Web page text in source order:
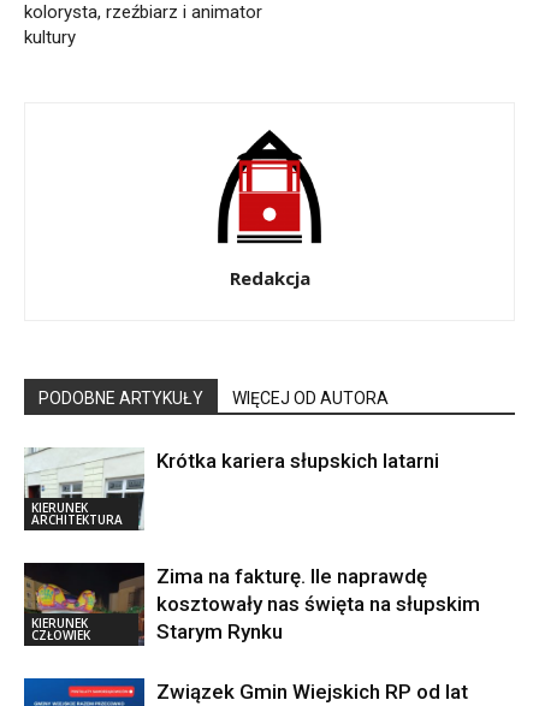
kolorysta, rzeźbiarz i animator
kultury
Redakcja
PODOBNE ARTYKUŁY WIĘCEJ OD AUTORA
KIERUNEK
ARCHITEKTURA
Krótka kariera słupskich latarni
KIERUNEK
CZŁOWIEK
Zima na fakturę. Ile naprawdę
kosztowały nas święta na słupskim
Starym Rynku
Związek Gmin Wiejskich RP od lat